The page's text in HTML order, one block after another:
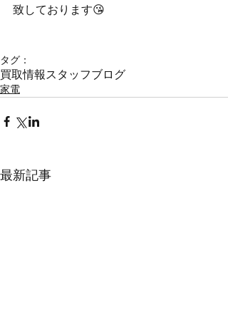
致しております😘
タグ：
買取情報 スタッフブログ
家電
最新記事